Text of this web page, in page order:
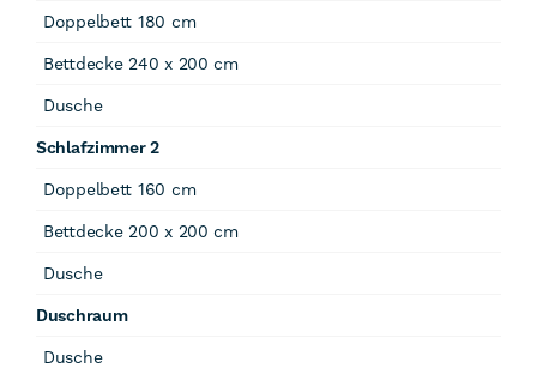
Doppelbett 180 cm
Bettdecke 240 x 200 cm
Dusche
Schlafzimmer 2
Doppelbett 160 cm
Bettdecke 200 x 200 cm
Dusche
Duschraum
Dusche